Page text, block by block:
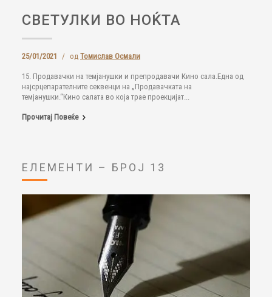
СВЕТУЛКИ ВО НОЌТА
25/01/2021 / од Томислав Осмали
15. Продавачки на темјанушки и препродавачи Кино сала.Една од
најсрцепарателните секвенци на „Продавачката на
темјанушки.“Кино салата во која трае проекцијат...
Прочитај Повеќе
ЕЛЕМЕНТИ – БРОЈ 13